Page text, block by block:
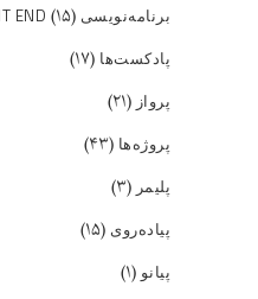
برنامه‌نویسی FRONT END (۱۵)
پادکست‌ها (۱۷)
پرواز (۲۱)
پروژه‌ها (۴۳)
پلیمر (۳)
پیاده‌روی (۱۵)
پیانو(۱)